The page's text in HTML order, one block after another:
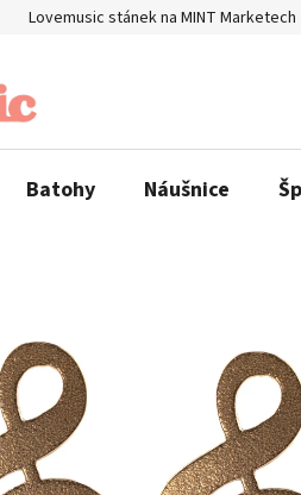
Lovemusic stánek na MINT Marketech
Batohy Náušnice